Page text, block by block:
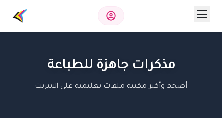
مذكرات جاهزة للطباعة
أضخم وأكبر مكتبة ملفات تعليمية على الانترنت